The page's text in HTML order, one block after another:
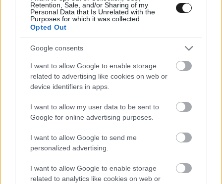
Retention, Sale, and/or Sharing of my
Personal Data that Is Unrelated with the
Purposes for which it was collected.
Opted Out
Google consents
I want to allow Google to enable storage
related to advertising like cookies on web or
device identifiers in apps.
I want to allow my user data to be sent to
Google for online advertising purposes.
I want to allow Google to send me
personalized advertising.
I want to allow Google to enable storage
related to analytics like cookies on web or
közös munkát a csapattal a gyárban és a pályán is
egyaránt.”– fogalmazott a lengyel.
A WRT csapat egyébként a világbajnokságban
(WEC) is fog autót indítani, de a tervek szerint az
ELMS-ben induló egységet is szeretnék majd
indítani a Le Mans-i 24 óráson, így nem kizárt,
hogy Kubicát idén első ízben láthatjuk majd a
legendás versenyen.